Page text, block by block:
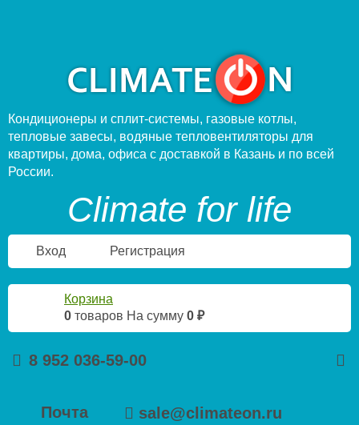
Кондиционеры и сплит-системы, газовые котлы,
тепловые завесы, водяные тепловентиляторы для
квартиры, дома, офиса с доставкой в Казань и по всей
России.
Climate for life
Вход Регистрация
Корзина
0 товаров На сумму 0 ₽
8 952 036-59-00
Почта sale@climateon.ru